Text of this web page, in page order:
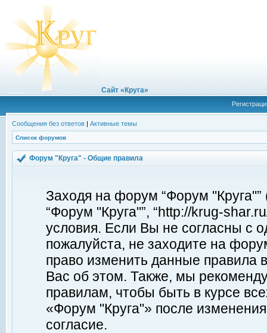
Сайт «Круга»
Сообщения без ответов | Активные темы
Список форумов
Форум "Круга" - Общие правила
Заходя на форум “Форум
“Форум "Круга"”, “http://krug-
условия. Если Вы не согласны с
пожалуйста, не заходите на
право изменить данные правила
Вас об этом. Также, мы
правилам, чтобы быть в курсе
«Форум "Круга"» после
согласие.